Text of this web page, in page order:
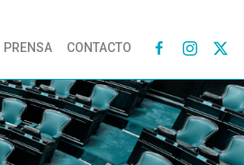
PRENSA CONTACTO 